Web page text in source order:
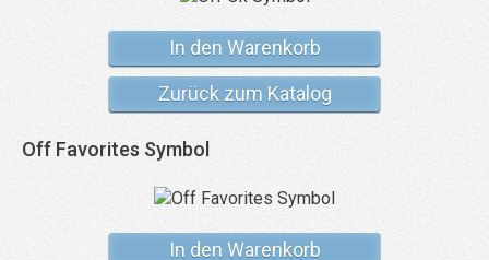
In den Warenkorb
Zurück zum Katalog
Off Favorites Symbol
In den Warenkorb